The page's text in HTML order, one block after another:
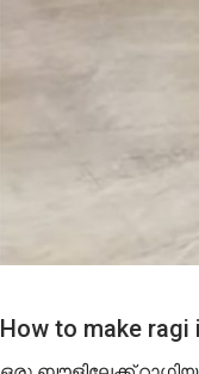
How to make ragi